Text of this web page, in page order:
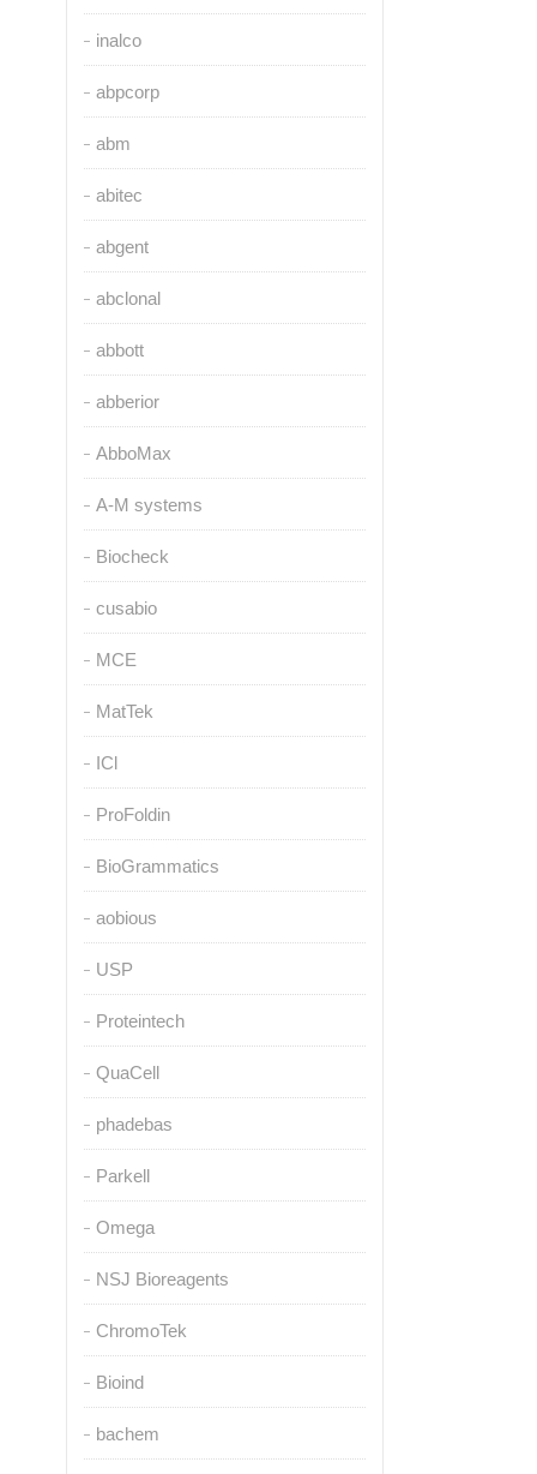
inalco
abpcorp
abm
abitec
abgent
abclonal
abbott
abberior
AbboMax
A-M systems
Biocheck
cusabio
MCE
MatTek
ICl
ProFoldin
BioGrammatics
aobious
USP
Proteintech
QuaCell
phadebas
Parkell
Omega
NSJ Bioreagents
ChromoTek
Bioind
bachem